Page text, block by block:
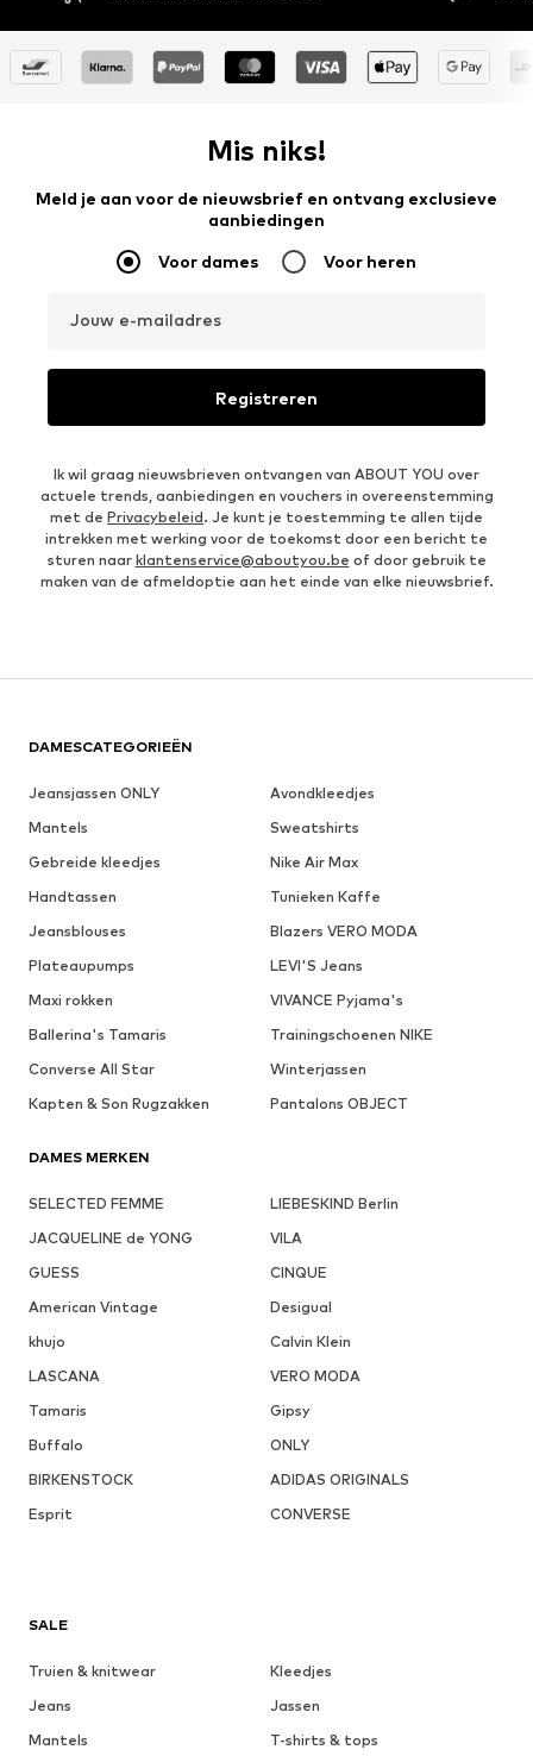
Mis niks!
Meld je aan voor de nieuwsbrief en ontvang exclusieve
aanbiedingen
Voor dames Voor heren
Jouw e-mailadres
Registreren
Ik wil graag nieuwsbrieven ontvangen van ABOUT YOU over
actuele trends, aanbiedingen en vouchers in overeenstemming
met de Privacybeleid. Je kunt je toestemming te allen tijde
intrekken met werking voor de toekomst door een bericht te
sturen naar klantenservice@aboutyou.be of door gebruik te
maken van de afmeldoptie aan het einde van elke nieuwsbrief.
DAMESCATEGORIEËN
Jeansjassen ONLY
Avondkleedjes
Mantels
Sweatshirts
Gebreide kleedjes
Nike Air Max
Handtassen
Tunieken Kaffe
Jeansblouses
Blazers VERO MODA
Plateaupumps
LEVI'S Jeans
Maxi rokken
VIVANCE Pyjama's
Ballerina's Tamaris
Trainingschoenen NIKE
Converse All Star
Winterjassen
Kapten & Son Rugzakken
Pantalons OBJECT
DAMES MERKEN
SELECTED FEMME
LIEBESKIND Berlin
JACQUELINE de YONG
VILA
GUESS
CINQUE
American Vintage
Desigual
khujo
Calvin Klein
LASCANA
VERO MODA
Tamaris
Gipsy
Buffalo
ONLY
BIRKENSTOCK
ADIDAS ORIGINALS
Esprit
CONVERSE
SALE
Truien & knitwear
Kleedjes
Jeans
Jassen
Mantels
T-shirts & tops